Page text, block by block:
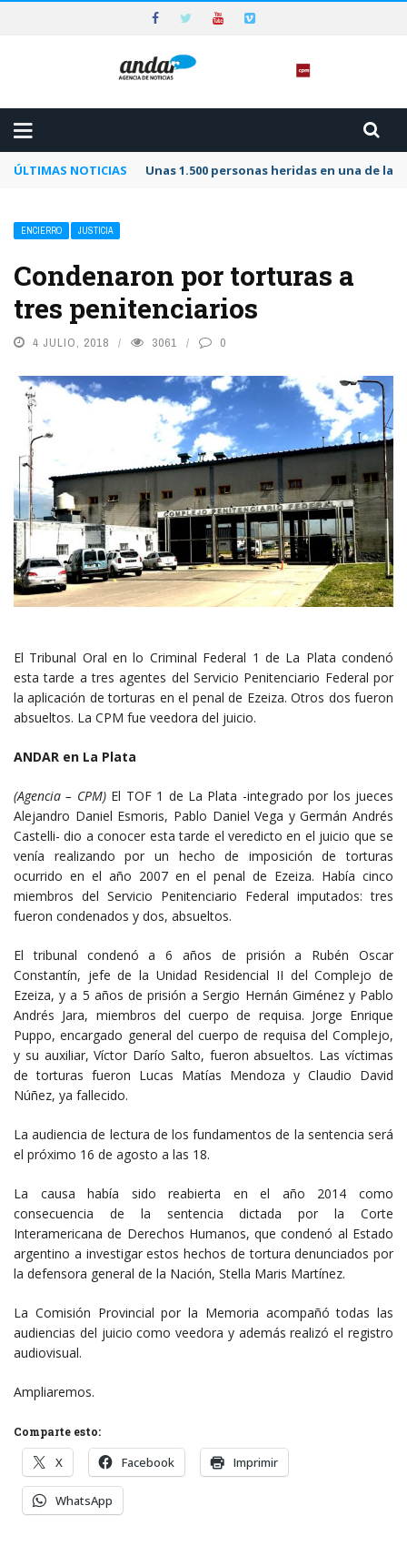
ÚLTIMAS NOTICIAS Unas 1.500 personas heridas en una de
ENCIERRO JUSTICIA
Condenaron por torturas a
tres penitenciarios
4 JULIO, 2018 3061 0
El Tribunal Oral en lo Criminal Federal 1 de La Plata condenó
esta tarde a tres agentes del Servicio Penitenciario Federal por
la aplicación de torturas en el penal de Ezeiza. Otros dos fueron
absueltos. La CPM fue veedora del juicio.
ANDAR en La Plata
(Agencia – CPM)El TOF 1 de La Plata -integrado por los jueces
Alejandro Daniel Esmoris, Pablo Daniel Vega y Germán Andrés
Castelli- dio a conocer esta tarde el veredicto en el juicio que se
venía realizando por un hecho de imposición de torturas
ocurrido en el año 2007 en el penal de Ezeiza. Había cinco
miembros del Servicio Penitenciario Federal imputados: tres
fueron condenados y dos, absueltos.
El tribunal condenó a 6 años de prisión a Rubén Oscar
Constantín, jefe de la Unidad Residencial II del Complejo de
Ezeiza, y a 5 años de prisión a Sergio Hernán Giménez y Pablo
Andrés Jara, miembros del cuerpo de requisa. Jorge Enrique
Puppo, encargado general del cuerpo de requisa del Complejo,
y su auxiliar, Víctor Darío Salto, fueron absueltos. Las víctimas
de torturas fueron Lucas Matías Mendoza y Claudio David
Núñez, ya fallecido.
La audiencia de lectura de los fundamentos de la sentencia será
el próximo 16 de agosto a las 18.
La causa había sido reabierta en el año 2014 como
consecuencia de la sentencia dictada por la Corte
Interamericana de Derechos Humanos, que condenó al Estado
argentino a investigar estos hechos de tortura denunciados por
la defensora general de la Nación, Stella Maris Martínez.
La Comisión Provincial por la Memoria acompañó todas las
audiencias del juicio como veedora y además realizó el registro
audiovisual.
Ampliaremos.
Comparte esto:
X Facebook Imprimir
WhatsApp